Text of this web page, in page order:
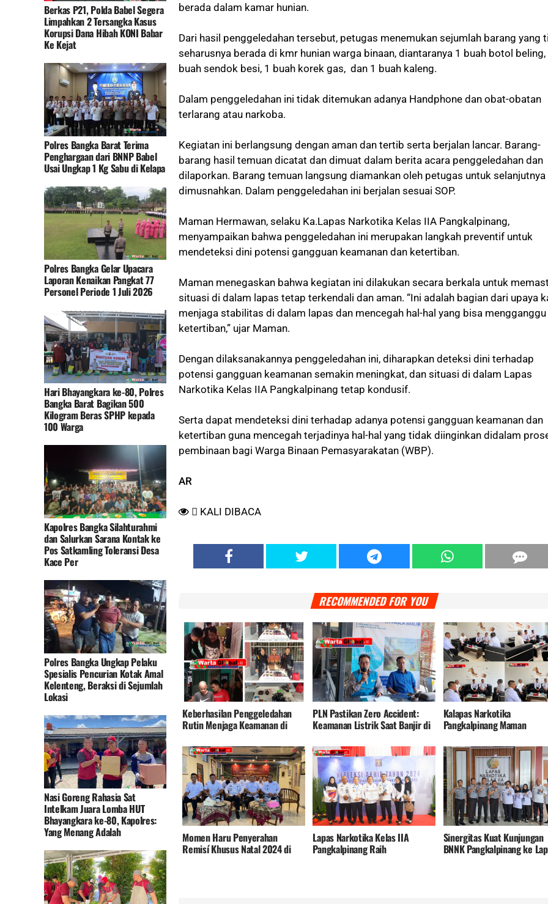
Berkas P21, Polda Babel Segera
Limpahkan 2 Tersangka Kasus
Korupsi Dana Hibah KONI Babar
Ke Kejat
Polres Bangka Barat Terima
Penghargaan dari BNNP Babel
Usai Ungkap 1 Kg Sabu di Kelapa
Polres Bangka Gelar Upacara
Laporan Kenaikan Pangkat 77
Personel Periode 1 Juli 2026
Hari Bhayangkara ke-80, Polres
Bangka Barat Bagikan 500
Kilogram Beras SPHP kepada
100 Warga
Kapolres Bangka Silahturahmi
dan Salurkan Sarana Kontak ke
Pos Satkamling Toleransi Desa
Kace Per
Polres Bangka Ungkap Pelaku
Spesialis Pencurian Kotak Amal
Kelenteng, Beraksi di Sejumlah
Lokasi
Nasi Goreng Rahasia Sat
Intelkam Juara Lomba HUT
Bhayangkara ke-80, Kapolres:
Yang Menang Adalah
berada dalam kamar hunian.
Dari hasil penggeledahan tersebut, petugas menemukan sejumlah barang yang
seharusnya berada di kmr hunian warga binaan, diantaranya 1 buah botol beling,
buah sendok besi, 1 buah korek gas, dan 1 buah kaleng.
Dalam penggeledahan ini tidak ditemukan adanya Handphone dan obat-obatan
terlarang atau narkoba.
Kegiatan ini berlangsung dengan aman dan tertib serta berjalan lancar. Barang-
barang hasil temuan dicatat dan dimuat dalam berita acara penggeledahan dan
dilaporkan. Barang temuan langsung diamankan oleh petugas untuk selanjutnya
dimusnahkan. Dalam penggeledahan ini berjalan sesuai SOP.
Maman Hermawan, selaku Ka.Lapas Narkotika Kelas IIA Pangkalpinang,
menyampaikan bahwa penggeledahan ini merupakan langkah preventif untuk
mendeteksi dini potensi gangguan keamanan dan ketertiban.
Maman menegaskan bahwa kegiatan ini dilakukan secara berkala untuk
situasi di dalam lapas tetap terkendali dan aman. “Ini adalah bagian dari upaya
menjaga stabilitas di dalam lapas dan mencegah hal-hal yang bisa mengganggu
ketertiban,” ujar Maman.
Dengan dilaksanakannya penggeledahan ini, diharapkan deteksi dini terhadap
potensi gangguan keamanan semakin meningkat, dan situasi di dalam Lapas
Narkotika Kelas IIA Pangkalpinang tetap kondusif.
Serta dapat mendeteksi dini terhadap adanya potensi gangguan keamanan dan
ketertiban guna mencegah terjadinya hal-hal yang tidak diinginkan didalam
pembinaan bagi Warga Binaan Pemasyarakatan (WBP).
AR
KALI DIBACA
RECOMMENDED FOR YOU
Keberhasilan Penggeledahan
Rutin Menjaga Keamanan di
Lapas Narkotika Kelas IIA
Pangkalpinang
PLN Pastikan Zero Accident:
Keamanan Listrik Saat Banjir di
2025 Terpantau Ketat
Kalapas Narkotika
Pangkalpinang Maman
Herwaman Berharap Agar
Tercipta Kondisi Keamanan
Ketertiban Yang Kondusif
Dilapas
Momen Haru Penyerahan
Remisí Khusus Natal 2024 di
Lapas Narkotika Kelas IIA
Pangkalpinang Raih
Penghargaan Wilayah Bebas dari
Sinergitas Kuat Kunjungan
BNNK Pangkalpinang ke
Narkotika Kelas IIA